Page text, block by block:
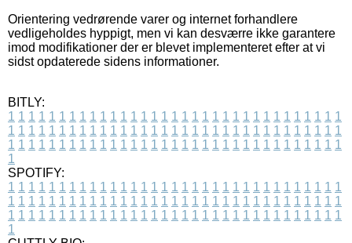
Orientering vedrørende varer og internet forhandlere
vedligeholdes hyppigt, men vi kan desværre ikke garantere
imod modifikationer der er blevet implementeret efter at vi
sidst opdaterede sidens informationer.
BITLY:
1 1 1 1 1 1 1 1 1 1 1 1 1 1 1 1 1 1 1 1 1 1 1 1 1 1 1 1 1 1 1 1 1
1 1 1 1 1 1 1 1 1 1 1 1 1 1 1 1 1 1 1 1 1 1 1 1 1 1 1 1 1 1 1 1 1
1 1 1 1 1 1 1 1 1 1 1 1 1 1 1 1 1 1 1 1 1 1 1 1 1 1 1 1 1 1 1 1 1
1
SPOTIFY:
1 1 1 1 1 1 1 1 1 1 1 1 1 1 1 1 1 1 1 1 1 1 1 1 1 1 1 1 1 1 1 1 1
1 1 1 1 1 1 1 1 1 1 1 1 1 1 1 1 1 1 1 1 1 1 1 1 1 1 1 1 1 1 1 1 1
1 1 1 1 1 1 1 1 1 1 1 1 1 1 1 1 1 1 1 1 1 1 1 1 1 1 1 1 1 1 1 1 1
1